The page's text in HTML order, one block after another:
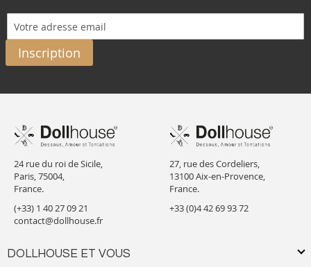
Inscription
24 rue du roi de Sicile,
Paris, 75004,
France.
(+33) 1 40 27 09 21
contact@dollhouse.fr
DOLLHOUSE ET VOUS
27, rue des Cordeliers,
13100 Aix-en-Provence,
France.
+33 (0)4 42 69 93 72